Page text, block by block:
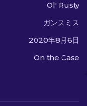
Ol' Rusty
ガンスミス
2020年8月6日
On the Case